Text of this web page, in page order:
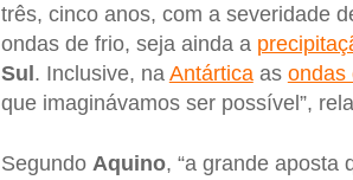
três, cinco anos, com a severidade
ondas de frio, seja ainda a
Sul. Inclusive, na Antárticaas ondas
que imaginávamos ser possível”,
Segundo Aquino, “a grande aposta